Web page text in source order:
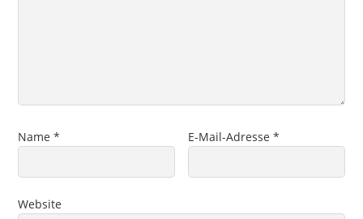
Name* E-Mail-Adresse*
Website